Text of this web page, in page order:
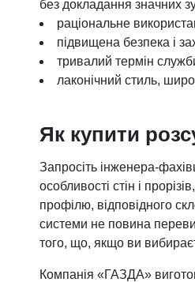
без докладання значних
раціональне
підвищена безпека і
тривалий термін
лаконічний стиль,
Як купити
Запросіть інженера-
особливості стін і
профілю, відповідного
системи не повина
того, що, якщо ви
Компанія «ГАЗДА»